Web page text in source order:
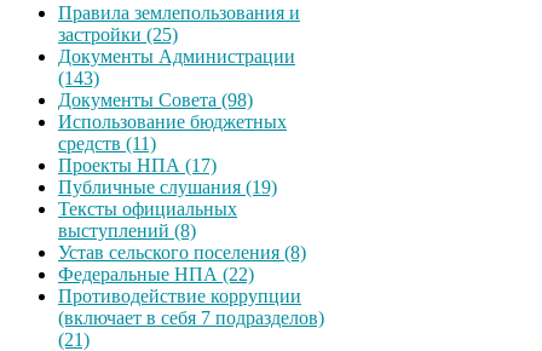
Правила землепользования и
застройки (25)
Документы Администрации
(143)
Документы Совета (98)
Использование бюджетных
средств (11)
Проекты НПА (17)
Публичные слушания (19)
Тексты официальных
выступлений (8)
Устав сельского поселения (8)
Федеральные НПА (22)
Противодействие коррупции
(включает в себя 7 подразделов)
(21)